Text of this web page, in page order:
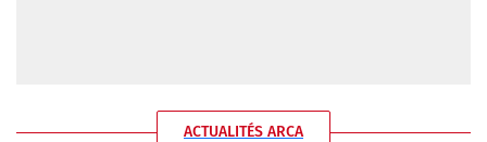
ACTUALITÉS ARCA